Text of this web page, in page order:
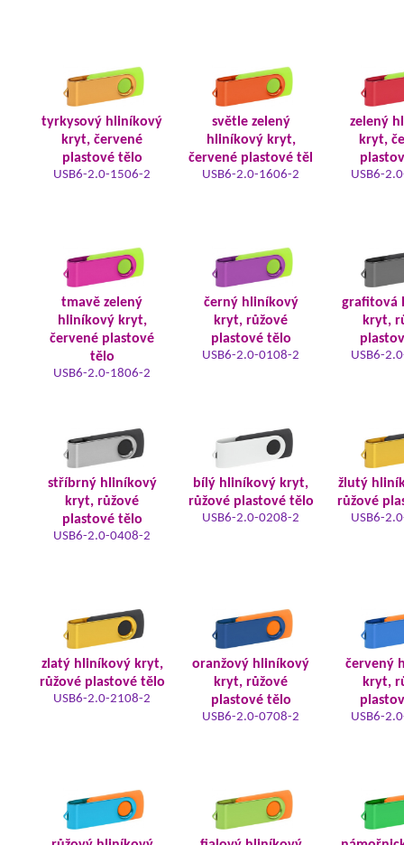
tyrkysový hliníkový
kryt, červené
plastové tělo
USB6-2.0-1506-2
světle zelený
hliníkový kryt,
červené plastové těl
USB6-2.0-1606-2
zelený
kryt,
USB6-
tmavě zelený
hliníkový kryt,
červené plastové
tělo
USB6-2.0-1806-2
černý hliníkový
kryt, růžové
plastové tělo
USB6-2.0-0108-2
grafitová
kryt,
USB6-
stříbrný hliníkový
kryt, růžové
plastové tělo
USB6-2.0-0408-2
bílý hliníkový kryt,
růžové plastové tělo
USB6-2.0-0208-2
žlutý
růžové
USB6-
zlatý hliníkový kryt,
růžové plastové tělo
USB6-2.0-2108-2
oranžový hliníkový
kryt, růžové
plastové tělo
USB6-2.0-0708-2
červený
kryt,
USB6-